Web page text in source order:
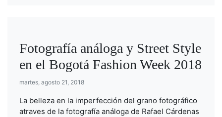
Fotografía análoga y Street Style
en el Bogotá Fashion Week 2018
martes, agosto 21, 2018
La belleza en la imperfección del grano fotográfico
atraves de la fotografía análoga de Rafael Cárdenas